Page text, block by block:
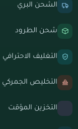
الشحن البري
شحن الطرود
التغليف الاحترافي
التخليص الجمركي
التخزين المؤقت